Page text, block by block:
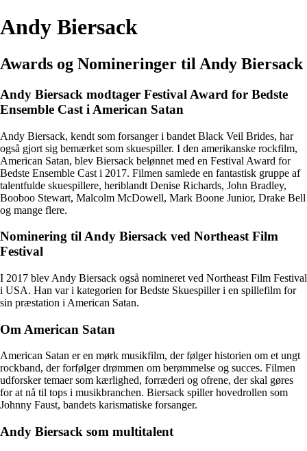
Andy Biersack
Awards og Nomineringer til Andy Biersack
Andy Biersack modtager Festival Award for Bedste
Ensemble Cast i American Satan
Andy Biersack, kendt som forsanger i bandet Black Veil Brides, har
også gjort sig bemærket som skuespiller. I den amerikanske rockfilm,
American Satan, blev Biersack belønnet med en Festival Award for
Bedste Ensemble Cast i 2017. Filmen samlede en fantastisk gruppe af
talentfulde skuespillere, heriblandt Denise Richards, John Bradley,
Booboo Stewart, Malcolm McDowell, Mark Boone Junior, Drake Bell
og mange flere.
Nominering til Andy Biersack ved Northeast Film
Festival
I 2017 blev Andy Biersack også nomineret ved Northeast Film Festival
i USA. Han var i kategorien for Bedste Skuespiller i en spillefilm for
sin præstation i American Satan.
Om American Satan
American Satan er en mørk musikfilm, der følger historien om et ungt
rockband, der forfølger drømmen om berømmelse og succes. Filmen
udforsker temaer som kærlighed, forræderi og ofrene, der skal gøres
for at nå til tops i musikbranchen. Biersack spiller hovedrollen som
Johnny Faust, bandets karismatiske forsanger.
Andy Biersack som multitalent